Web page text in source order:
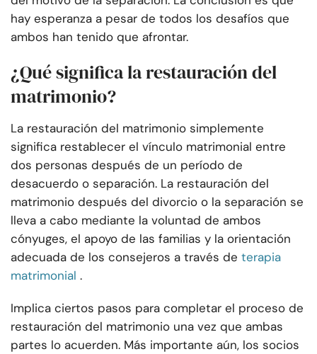
hay esperanza a pesar de todos los desafíos que
ambos han tenido que afrontar.
¿Qué significa la restauración del
matrimonio?
La restauración del matrimonio simplemente
significa restablecer el vínculo matrimonial entre
dos personas después de un período de
desacuerdo o separación. La restauración del
matrimonio después del divorcio o la separación se
lleva a cabo mediante la voluntad de ambos
cónyuges, el apoyo de las familias y la orientación
adecuada de los consejeros a través de terapia
matrimonial .
Implica ciertos pasos para completar el proceso de
restauración del matrimonio una vez que ambas
partes lo acuerden. Más importante aún, los socios